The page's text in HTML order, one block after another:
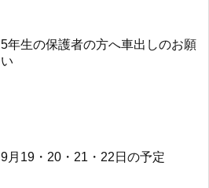
5年生の保護者の方へ車出しのお願
い
9月19・20・21・22日の予定